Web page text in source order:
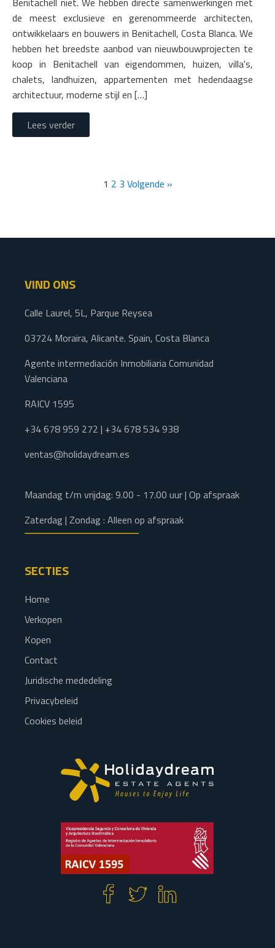
de meest exclusieve en gerenommeerde architecten,
ontwikkelaars en bouwers in Benitachell, Costa Blanca. We
hebben het breedste aanbod van nieuwbouwprojecten te
koop in Benitachell van eigendommen, huizen, villa's,
chalets, landhuizen, appartementen met hedendaagse
architectuur, moderne stijl en […]
Lees verder
1 2 3 Volgende »
VIND ONS
Calle Laurel, 5L, Parque Reysea
03724 Moraira, Alicante. Spain, Costa Blanca
Agente intermediación Inmobiliaria Comunidad
Valenciana
RAICV 1595
+34 678 959 272 | +34 678 534 938
ventas@holidaydream.es
Maandag t/m vrijdag: 9.00 - 17.00 uur | Op afspraak
Zaterdag | Zondag : Alleen op afspraak
SECTIES
Home
Verkopen
Kopen
Contact
Juridische mededeling
Privacybeleid
Cookies beleid